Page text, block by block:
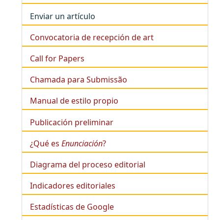
Enviar un artículo
Convocatoria de recepción de art
Call for Papers
Chamada para Submissão
Manual de estilo propio
Publicación preliminar
¿Qué es Enunciación?
Diagrama del proceso editorial
Indicadores editoriales
Estadísticas de Google